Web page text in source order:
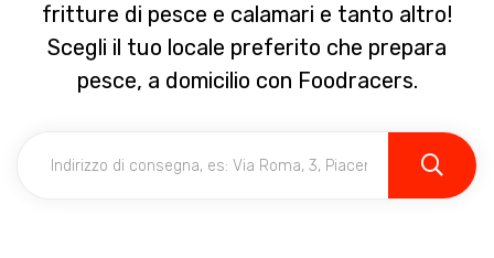
fritture di pesce e calamari e tanto altro!
Scegli il tuo locale preferito che prepara
pesce, a domicilio con Foodracers.